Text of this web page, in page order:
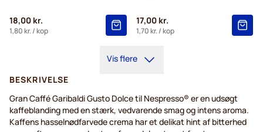
18,00 kr.
1,80 kr./ kop
17,00 kr.
1,70 kr./ kop
Vis flere
BESKRIVELSE
Gran Caffé Garibaldi Gusto Dolce til Nespresso® er en udsøgt
kaffeblanding med en stærk, vedvarende smag og intens aroma.
Kaffens hasselnødfarvede crema har et delikat hint af bitterhed